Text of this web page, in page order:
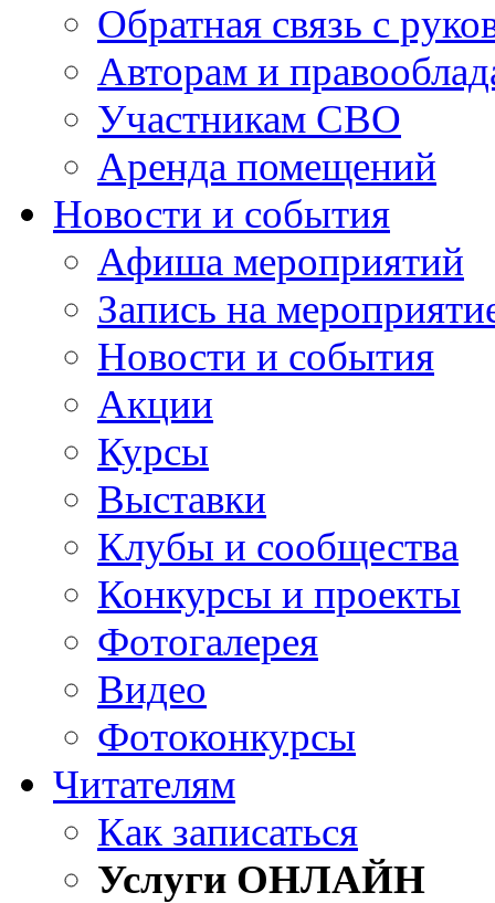
Обратная связь с
Авторам и
Участникам СВО
Аренда помещений
Новости и события
Афиша мероприятий
Запись на
Новости и события
Акции
Курсы
Выставки
Клубы и сообщества
Конкурсы и проекты
Фотогалерея
Видео
Фотоконкурсы
Читателям
Как записаться
Услуги ОНЛАЙН